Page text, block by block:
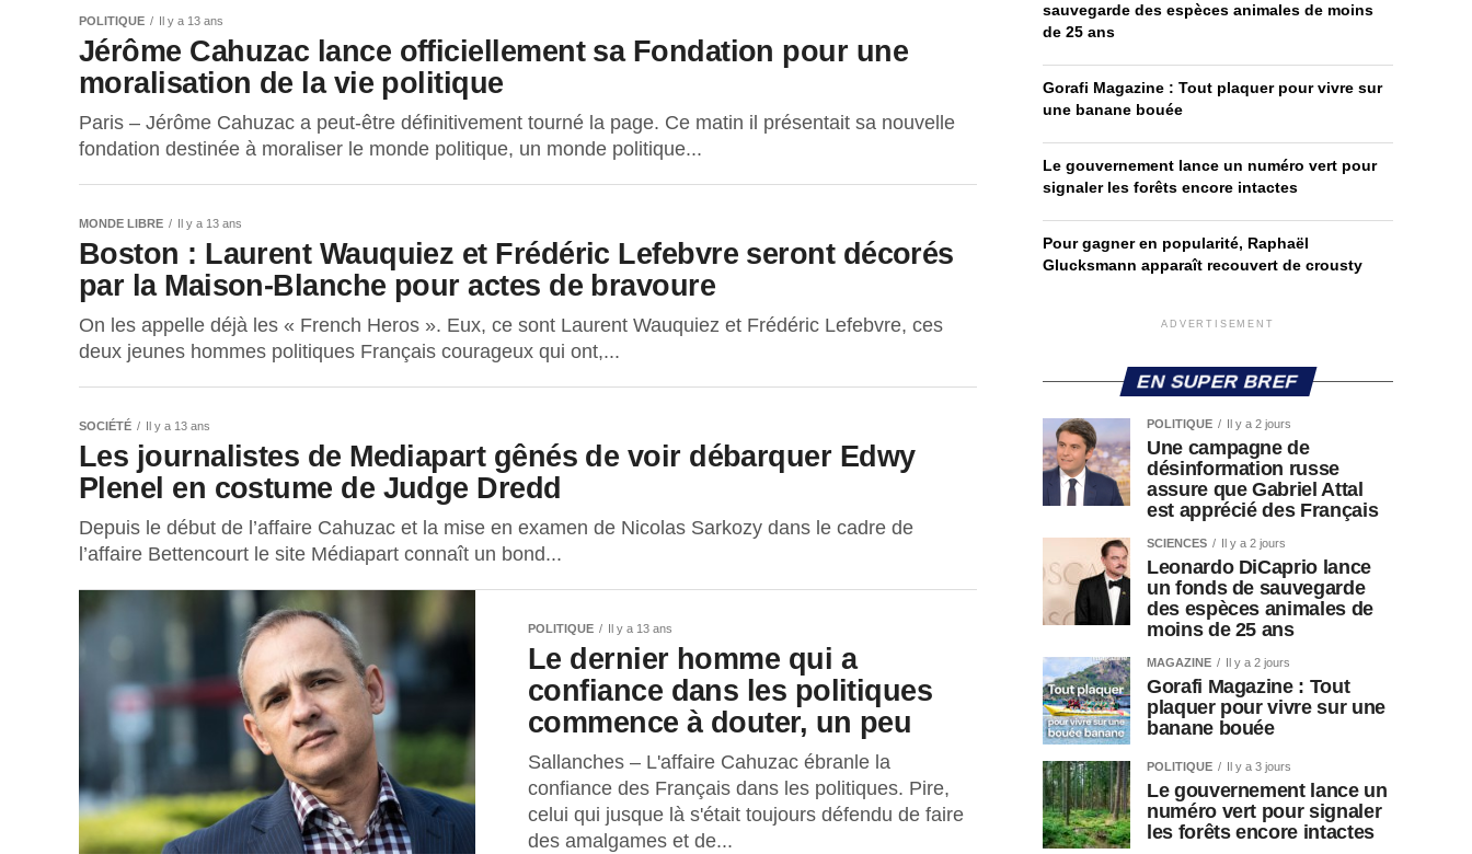
POLITIQUE Il y a 13 ans
Jérôme Cahuzac lance officiellement sa Fondation pour une
moralisation de la vie politique
Paris – Jérôme Cahuzac a peut-être définitivement tourné la page. Ce matin il présentait sa nouvelle
fondation destinée à moraliser le monde politique, un monde politique...
MONDE LIBRE Il y a 13 ans
Boston : Laurent Wauquiez et Frédéric Lefebvre seront décorés
par la Maison-Blanche pour actes de bravoure
On les appelle déjà les « French Heros ». Eux, ce sont Laurent Wauquiez et Frédéric Lefebvre, ces
deux jeunes hommes politiques Français courageux qui ont,...
SOCIÉTÉ Il y a 13 ans
Les journalistes de Mediapart gênés de voir débarquer Edwy
Plenel en costume de Judge Dredd
Depuis le début de l’affaire Cahuzac et la mise en examen de Nicolas Sarkozy dans le cadre de
l’affaire Bettencourt le site Médiapart connaît un bond...
POLITIQUE Il y a 13 ans
Le dernier homme qui a
confiance dans les politiques
commence à douter, un peu
Sallanches – L'affaire Cahuzac ébranle la
confiance des Français dans les politiques. Pire,
celui qui jusque là s'était toujours défendu de faire
des amalgames et de...
sauvegarde des espèces animales de moins
de 25 ans
Gorafi Magazine : Tout plaquer pour vivre sur
une banane bouée
Le gouvernement lance un numéro vert pour
signaler les forêts encore intactes
Pour gagner en popularité, Raphaël
Glucksmann apparaît recouvert de crousty
ADVERTISEMENT
EN SUPER BREF
POLITIQUE Il y a 2 jours
Une campagne de
désinformation russe
assure que Gabriel Attal
est apprécié des Français
SCIENCES Il y a 2 jours
Leonardo DiCaprio lance
un fonds de sauvegarde
des espèces animales de
moins de 25 ans
MAGAZINE Il y a 2 jours
Gorafi Magazine : Tout
plaquer pour vivre sur une
banane bouée
POLITIQUE Il y a 3 jours
Le gouvernement lance un
numéro vert pour signaler
les forêts encore intactes